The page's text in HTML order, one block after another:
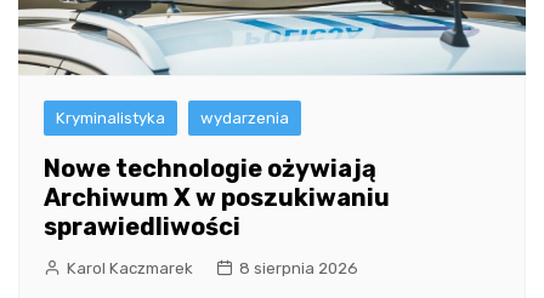
Kryminalistyka wydarzenia
Nowe technologie ożywiają
Archiwum X w poszukiwaniu
sprawiedliwości
Karol Kaczmarek 8 sierpnia 2026